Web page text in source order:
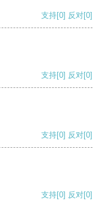
支持[0] 反对[0]
支持[0] 反对[0]
支持[0] 反对[0]
支持[0] 反对[0]